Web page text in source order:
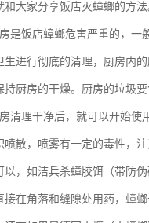
和大家分享饭店灭蟑螂的方法
是饭店蟑螂危害严重的，一
生进行彻底的清理，厨房内
持厨房的干燥。厨房的垃圾
清理干净后，就可以开始使
喷散，喷雾有一定的毒性，
以，如洁兵杀蟑胶饵（带防
接在角落和缝隙处用药，蟑